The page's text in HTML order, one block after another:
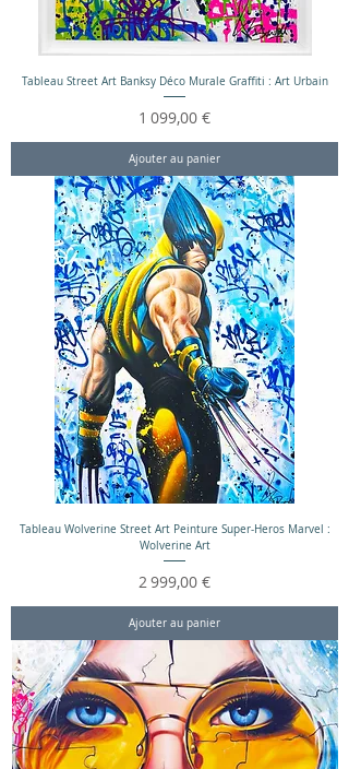
Tableau Street Art Banksy Déco Murale Graffiti : Art Urbain
Prix
1 099,00 €
Ajouter au panier
Tableau Wolverine Street Art Peinture Super-Heros Marvel :
Wolverine Art
Prix
2 999,00 €
Ajouter au panier